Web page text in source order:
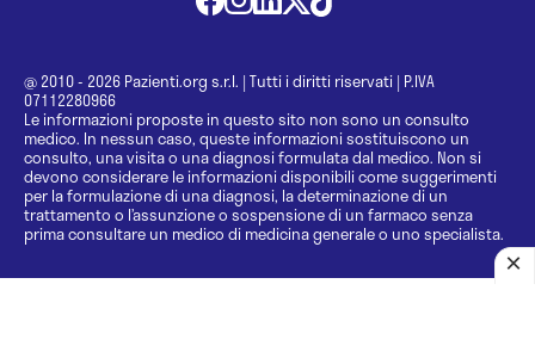
@ 2010 - 2026 Pazienti.org s.r.l. | Tutti i diritti riservati | P.IVA
07112280966
Le informazioni proposte in questo sito non sono un consulto
medico. In nessun caso, queste informazioni sostituiscono un
consulto, una visita o una diagnosi formulata dal medico. Non si
devono considerare le informazioni disponibili come suggerimenti
per la formulazione di una diagnosi, la determinazione di un
trattamento o l’assunzione o sospensione di un farmaco senza
prima consultare un medico di medicina generale o uno specialista.